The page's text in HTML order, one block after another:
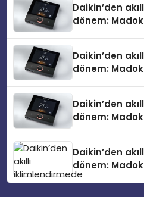
Daikin’den
dönem:
Daikin’den
dönem:
Daikin’den
dönem:
Daikin’den
dönem:
Daikin’in